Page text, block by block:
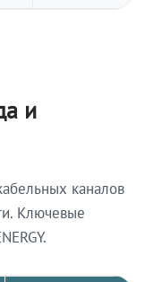
и
каналов
Ключевые